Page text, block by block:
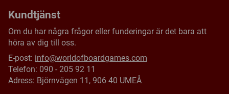
Kundtjänst
Om du har några frågor eller funderingar är det bara att
höra av dig till oss.
E-post: info@worldofboardgames.com
Telefon: 090 - 205 92 11
Adress: Björnvägen 11, 906 40 UMEÅ